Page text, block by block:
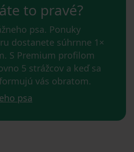
to pravé?
psa. Ponuky
dostanete súhrnne 1×
S Premium profilom
5 strážcov a keď sa
vás obratom.
psa